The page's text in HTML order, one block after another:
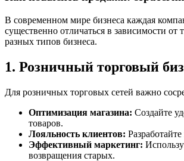
В современном мире бизнеса каждая
существенно отличаться в зависимости
разных типов бизнеса.
1. Розничный торговый
Для розничных торговых сетей важно
Оптимизация магазина: Создайте
товаров.
Лояльность клиентов:
Эффективный маркетинг:
возвращения старых.